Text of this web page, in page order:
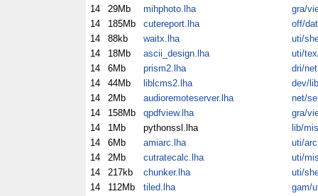
14
29Mb mihphoto.lha
gra/
14
185Mb cutereport.lha
off/dat
14
88kb waitx.lha
uti/
14
18Mb ascii_design.lha
uti/
14
6Mb prism2.lha
dri/net
14
44Mb liblcms2.lha
dev/
14
2Mb audioremoteserver.lha
net/
14
158Mb qpdfview.lha
gra/
14
1Mb pythonssl.lha
lib/mis
14
6Mb amiarc.lha
uti/arc
14
2Mb cutratecalc.lha
uti/
14
217kb chunker.lha
uti/
14
112Mb tiled.lha
gam/